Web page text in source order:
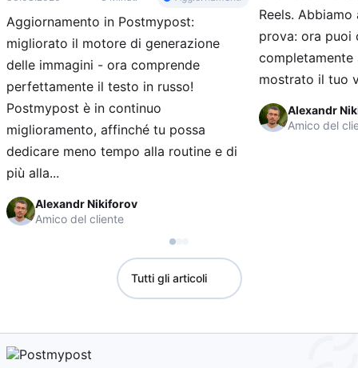
Aggiornamento in Postmypost:
migliorato il motore di generazione
delle immagini - ora comprende
perfettamente il testo in russo!
Postmypost è in continuo
miglioramento, affinché tu possa
dedicare meno tempo alla routine e di
più alla...
Alexandr Nikiforov
Amico del cliente
Reels.
prova: ora puoi
completamente
mostrato il tuo
Alexandr
Amico del
Tutti gli articoli